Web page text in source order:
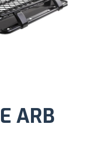
ARB